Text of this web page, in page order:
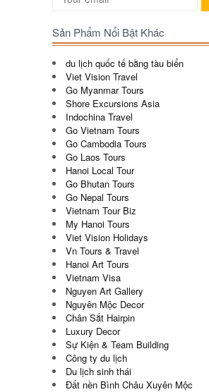
Sản Phẩm Nổi Bật Khác
du lịch quốc tế bằng tàu biển
Viet Vision Travel
Go Myanmar Tours
Shore Excursions Asia
Indochina Travel
Go Vietnam Tours
Go Cambodia Tours
Go Laos Tours
Hanoi Local Tour
Go Bhutan Tours
Go Nepal Tours
Vietnam Tour Biz
My Hanoi Tours
Viet Vision Holidays
Vn Tours & Travel
Hanoi Art Tours
Vietnam Visa
Nguyen Art Gallery
Nguyên Mộc Decor
Chân Sắt Hairpin
Luxury Decor
Sự Kiện & Team Building
Công ty du lịch
Du lịch sinh thái
Đất nền Bình Châu Xuyên Mộc